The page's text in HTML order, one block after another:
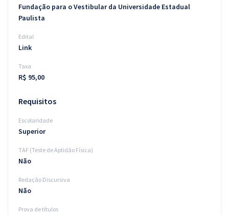
Fundação para o Vestibular da Universidade Estadual
Paulista
Edital
Link
Taxa
R$ 95,00
Requisitos
Escolaridade
Superior
TAF (Teste de Aptidão Física)
Não
Redação Discursiva
Não
Prova de títulos